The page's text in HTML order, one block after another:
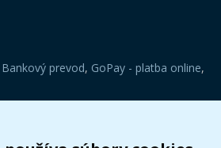
Bankový prevod, GoPay - platba online,